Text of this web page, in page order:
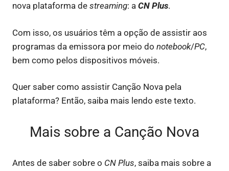
nova plataforma de streaming: a CN Plus.
Com isso, os usuários têm a opção de assistir aos
programas da emissora por meio do notebook/PC,
bem como pelos dispositivos móveis.
Quer saber como assistir Canção Nova pela
plataforma? Então, saiba mais lendo este texto.
Mais sobre a Canção Nova
Antes de saber sobre o CN Plus, saiba mais sobre a